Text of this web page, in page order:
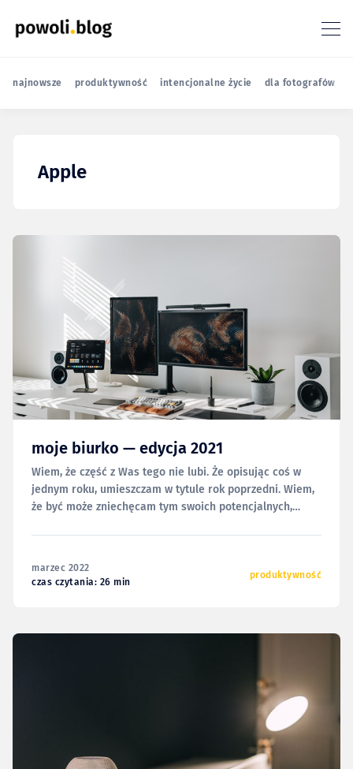
najnowsze produktywność intencjonalne życie dla fotografów
Apple
moje biurko — edycja 2021
Wiem, że część z Was tego nie lubi. Że opisując coś w
jednym roku, umieszczam w tytule rok poprzedni. Wiem,
że być może zniechęcam tym swoich potencjalnych,
marzec 2022
czas czytania: 26 min
produktywność